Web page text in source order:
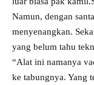
Namun, dengan
menyenangkan.
yang belum tahu
“Alat ini namanya
ke tabungnya. Yang